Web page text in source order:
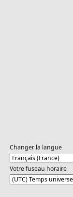
Changer la langue
Votre fuseau horaire